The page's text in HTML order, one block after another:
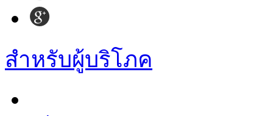
สำหรับผู้บริโภค